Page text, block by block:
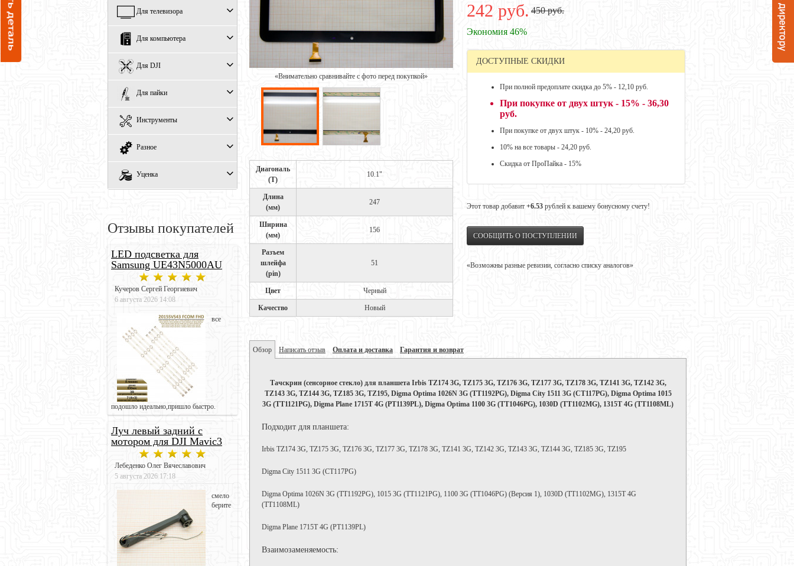
Для телевизора
Для компьютера
Для DJI
Для пайки
Инструменты
Разное
Уценка
Отзывы покупателей
LED подсветка для
Samsung UE43N5000AU
Кучеров Сергей Георгиевич
6 августа 2026 14:08
все
подошло идеально,пришло быстро.
Луч левый задний с
мотором для DJI Mavic3
Лебеденко Олег Вячеславович
5 августа 2026 17:18
смело
берите
«Внимательно сравнивайте с фото перед покупкой»
Диагональ
(Т)
10.1"
Длина
(мм)
247
Ширина
(мм)
156
Разъем
шлейфа
(pin)
51
Цвет Черный
Качество Новый
242 руб. 450 руб.
Экономия 46%
ДОСТУПНЫЕ СКИДКИ
При полной предоплате скидка до 5% - 12,10 руб.
При покупке от двух штук - 15% - 36,30
руб.
При покупке от двух штук - 10% - 24,20 руб.
10% на все товары - 24,20 руб.
Скидка от ПроПайка - 15%
Этот товар добавит +6.53 рублей к вашему бонусному счету!
СООБЩИТЬ О ПОСТУПЛЕНИИ
«Возможны разные ревизии, согласно списку аналогов»
Обзор Написать отзыв Оплата и доставка Гарантия и возврат
Тачскрин (сенсорное стекло) для планшета Irbis TZ174 3G, TZ175 3G, TZ176 3G, TZ177 3G, TZ178 3G, TZ141 3G, TZ142 3G,
TZ143 3G, TZ144 3G, TZ185 3G, TZ195, Digma Optima 1026N 3G (TT1192PG), Digma City 1511 3G (CT117PG), Digma Optima 1015
3G (TT1121PG), Digma Plane 1715T 4G (PT1139PL), Digma Optima 1100 3G (TT1046PG), 1030D (TT1102MG), 1315T 4G (TT1108ML)
Подходит для планшета:
Irbis TZ174 3G, TZ175 3G, TZ176 3G, TZ177 3G, TZ178 3G, TZ141 3G, TZ142 3G, TZ143 3G, TZ144 3G, TZ185 3G, TZ195
Digma City 1511 3G (CT117PG)
Digma Optima 1026N 3G (TT1192PG), 1015 3G (TT1121PG), 1100 3G (TT1046PG) (Версия 1), 1030D (TT1102MG), 1315T 4G
(TT1108ML)
Digma Plane 1715T 4G (PT1139PL)
Взаимозаменяемость: